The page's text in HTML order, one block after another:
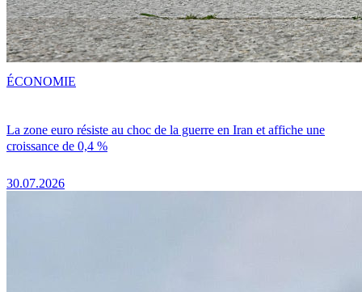
La zone euro résiste au choc de la guerre en Iran et affiche une
croissance de 0,4 %
30.07.2026
ÉCONOMIE